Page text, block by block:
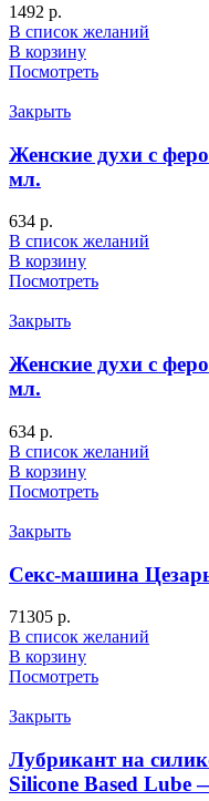
1492 р.
В список желаний
В корзину
Посмотреть
Закрыть
Женские духи с
мл.
634 р.
В список желаний
В корзину
Посмотреть
Закрыть
Женские духи с
мл.
634 р.
В список желаний
В корзину
Посмотреть
Закрыть
Секс-машина
71305 р.
В список желаний
В корзину
Посмотреть
Закрыть
Лубрикант на
Silicone Based Lube